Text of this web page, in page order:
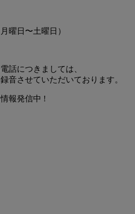
曜日〜土曜日）
話につきましては、
音させていただいております。
報発信中 !